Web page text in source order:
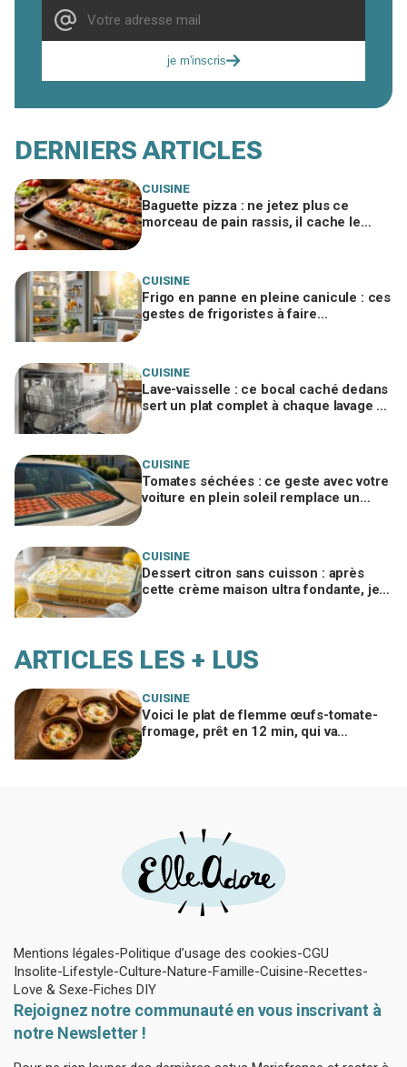
je m'inscris
DERNIERS ARTICLES
CUISINE
Baguette pizza : ne jetez plus ce
morceau de pain rassis, il cache le
CUISINE
Frigo en panne en pleine canicule : ces
gestes de frigoristes à faire
CUISINE
Lave-vaisselle : ce bocal caché dedans
sert un plat complet à chaque lavage si
CUISINE
Tomates séchées : ce geste avec votre
voiture en plein soleil remplace un
CUISINE
Dessert citron sans cuisson : après
cette crème maison ultra fondante, je
ARTICLES LES + LUS
CUISINE
Voici le plat de flemme œufs-tomate-
fromage, prêt en 12 min, qui va
Mentions légales Politique d’usage des cookies CGU
Insolite Lifestyle Culture Nature Famille Cuisine Recettes
Love & Sexe Fiches DIY
Rejoignez notre communauté en vous inscrivant à
notre Newsletter !